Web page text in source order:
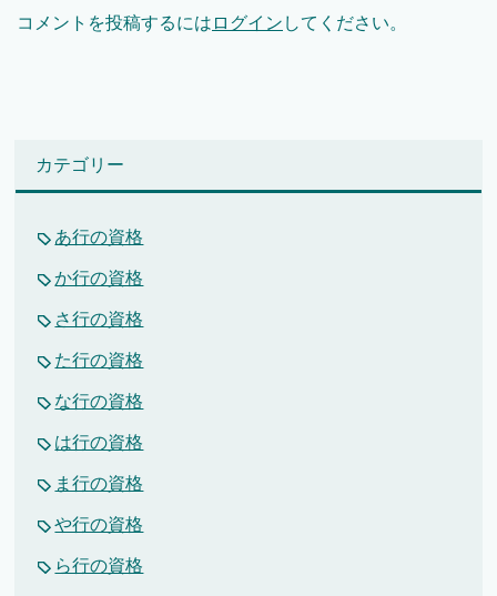
コメントを投稿するには ログイン してください。
カテゴリー
あ行の資格
か行の資格
さ行の資格
た行の資格
な行の資格
は行の資格
ま行の資格
や行の資格
ら行の資格